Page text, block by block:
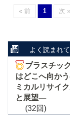
« 前 1 次 »
よく読まれ
プラスチッ
はどこへ向か
ミカルリサイ
と展望―
(32回)